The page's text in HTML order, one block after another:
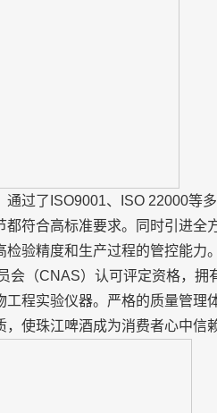
过了ISO9001、ISO 22000等
符合高标准要求。同时引进全
验精度和生产过程的管控能力
会（CNAS）认可评定资格，拥
程实验仪器。严格的质量管理
使珠江啤酒成为消费者心中信